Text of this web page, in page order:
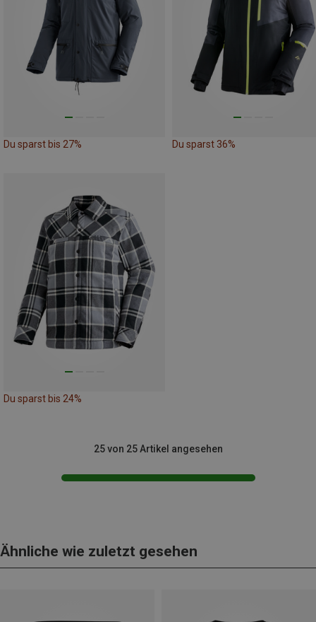
Du sparst bis 27% Du sparst 36%
Du sparst bis 24%
25 von 25 Artikel angesehen
Ähnliche wie zuletzt gesehen